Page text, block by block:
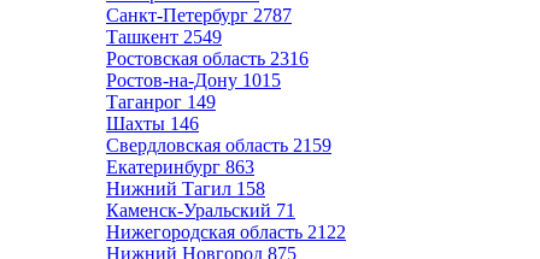
Санкт-Петербург 2787
Ташкент 2549
Ростовская область 2316
Ростов-на-Дону 1015
Таганрог 149
Шахты 146
Свердловская область 2159
Екатеринбург 863
Нижний Тагил 158
Каменск-Уральский 71
Нижегородская область 2122
Нижний Новгород 875